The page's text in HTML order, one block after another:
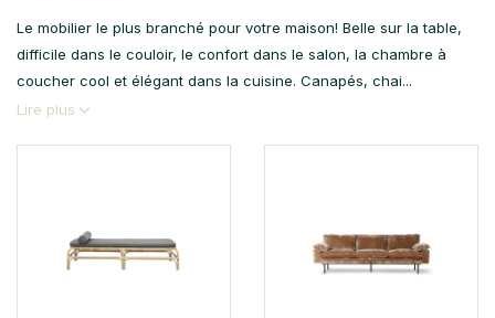
Le mobilier le plus branché pour votre maison! Belle sur la table,
difficile dans le couloir, le confort dans le salon, la chambre à
coucher cool et élégant dans la cuisine. Canapés, chai...
Lire plus